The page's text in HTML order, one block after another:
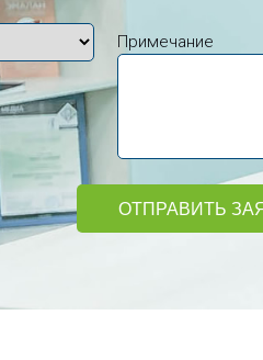
Примечание
ОТПРАВИТЬ